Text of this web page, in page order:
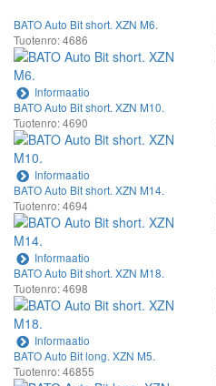
BATO Auto Bit short. XZN M6.
Tuotenro: 4686
Informaatio
BATO Auto Bit short. XZN M10.
Tuotenro: 4690
Informaatio
BATO Auto Bit short. XZN M14.
Tuotenro: 4694
Informaatio
BATO Auto Bit short. XZN M18.
Tuotenro: 4698
Informaatio
BATO Auto Bit long. XZN M5.
Tuotenro: 46855